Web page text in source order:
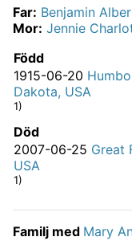
Kontakt
Far: Benjamin
Mor: Jennie
Född
1915-06-20
Dakota, USA
1)
Död
2007-06-25 Great
USA
1)
Familj med Mary